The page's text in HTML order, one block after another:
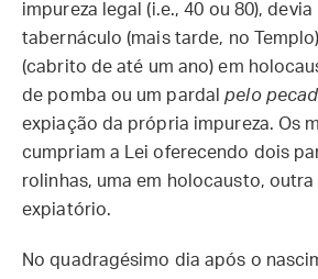
impureza legal (i.e., 40 ou 80),
tabernáculo (mais tarde, no
(cabrito de até um ano) em
de pomba ou um pardalpelo
expiação da própria impureza. Os
cumpriam a Lei oferecendo dois
rolinhas, uma em holocausto,
expiatório.
No quadragésimo dia após o